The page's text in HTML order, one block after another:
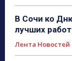
В Сочи ко
лучших
Лента Новостей